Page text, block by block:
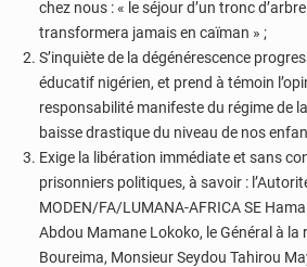
chez nous : « le séjour d’un tronc
transformera jamais en caïman » ;
S’inquiète de la dégénérescence
éducatif nigérien, et prend à témoin
responsabilité manifeste du régime de
baisse drastique du niveau de nos
Exige la libération immédiate et sans
prisonniers politiques, à savoir :
MODEN/FA/LUMANA-AFRICA SE
Abdou Mamane Lokoko, le Général à
Boureima, Monsieur Seydou Tahirou